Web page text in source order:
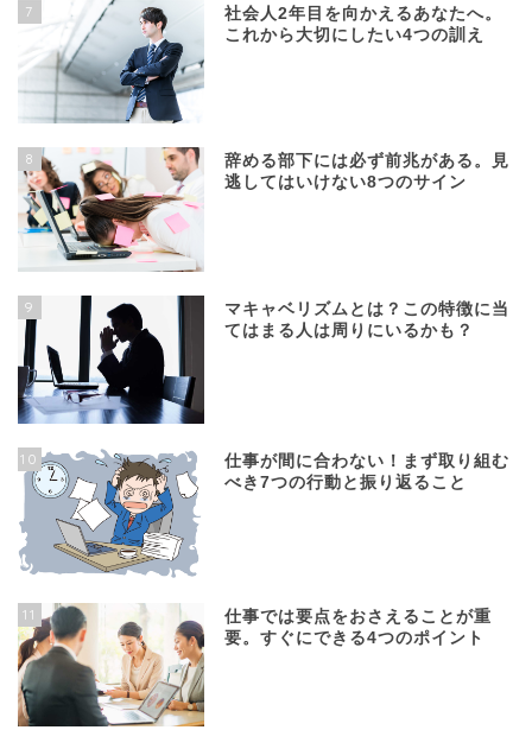
7
社会人2年目を向かえるあなたへ。
これから大切にしたい4つの訓え
8
辞める部下には必ず前兆がある。見
逃してはいけない8つのサイン
9
マキャベリズムとは？この特徴に当
てはまる人は周りにいるかも？
10
仕事が間に合わない！まず取り組む
べき7つの行動と振り返ること
11
仕事では要点をおさえることが重
要。すぐにできる4つのポイント